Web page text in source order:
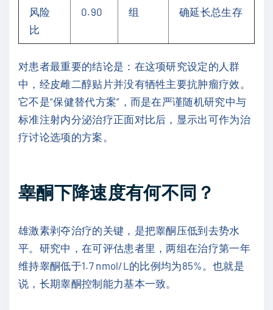
风险
比
0.90
组
确延长总生存
对患者最重要的结论是：在这项研究设定的人群
中，经皮雌二醇贴片并没有牺牲主要抗肿瘤疗效。
它不是“保健替代方案”，而是在严谨随机研究中与
标准注射内分泌治疗正面对比后，显示出可作为治
疗讨论选项的方案。
睾酮下降速度有何不同？
雄激素剥夺治疗的关键，是把睾酮压低到去势水
平。研究中，在可评估患者里，两组在治疗第一年
维持睾酮低于1.7 nmol/L的比例均为85%。也就是
说，长期睾酮控制能力基本一致。